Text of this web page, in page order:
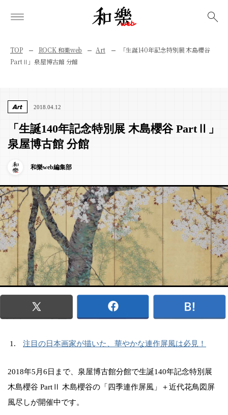
TOP ROCK 和樂web Art
「生誕140年記念特別展 木島櫻谷
PartⅡ」泉屋博古館 分館
Art 2018.04.12
「生誕140年記念特別展 木島櫻谷 PartⅡ」
泉屋博古館 分館
和樂web編集部
注目の日本画家が描いた、華やかな連作屏風は必見！
2018年5月6日まで、泉屋博古館分館で生誕140年記念特別展
木島櫻谷 PartⅡ 木島櫻谷の「四季連作屏風」＋近代花鳥図屏
風尽しが開催中です。